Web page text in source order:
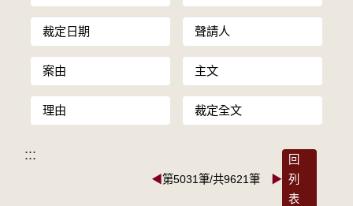
裁定日期 聲請人
案由 主文
理由 裁定全文
:::
◀第5031筆/共9621筆 ▶
回
列
表